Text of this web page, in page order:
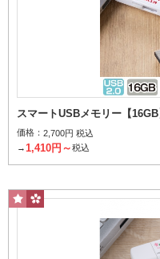
スマートUSBメモリー【16GB
価格： 2,700円 税込
→1,410円～税込